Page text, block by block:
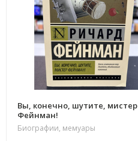
Вы, конечно, шутите, мистер
Фейнман!
Биографии, мемуары